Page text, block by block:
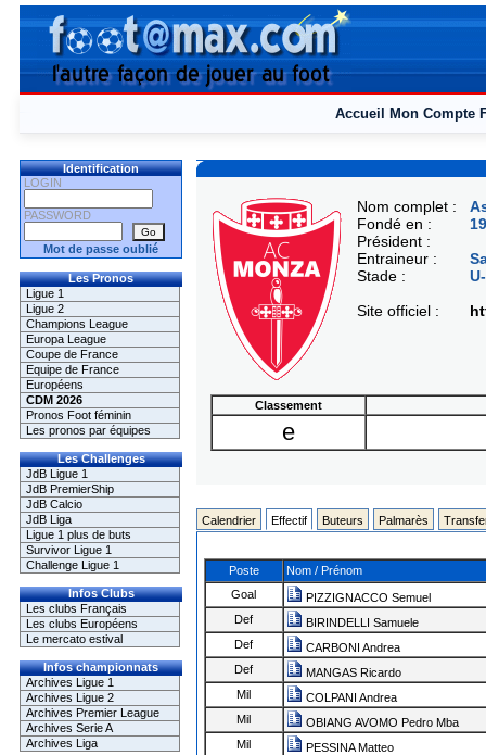
Accueil Mon Compte
Identification
LOGIN
PASSWORD
Mot de passe oublié
Les Pronos
Ligue 1
Ligue 2
Champions League
Europa League
Coupe de France
Equipe de France
Européens
CDM 2026
Pronos Foot féminin
Les pronos par équipes
Les Challenges
JdB Ligue 1
JdB PremierShip
JdB Calcio
JdB Liga
Ligue 1 plus de buts
Survivor Ligue 1
Challenge Ligue 1
Infos Clubs
Les clubs Français
Les clubs Européens
Le mercato estival
Infos championnats
Archives Ligue 1
Archives Ligue 2
Archives Premier League
Archives Serie A
Archives Liga
Nom complet :
Fondé en :
Président :
Entraineur :
Stade :
Site officiel :
Classement
e
Calendrier Effectif Buteurs Palmarès
Poste
Nom / Prénom
Goal
PIZZIGNACCO Semuel
Def
BIRINDELLI Samuele
Def
CARBONI Andrea
Def
MANGAS Ricardo
Mil
COLPANI Andrea
Mil
OBIANG AVOMO Pedro Mba
Mil
PESSINA Matteo